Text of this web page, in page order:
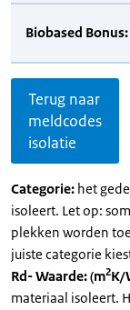
Biobased Bonus:
Terug naar
meldcodes
isolatie
Categorie: het
isoleert. Let op:
plekken worden
juiste categorie
Rd- Waarde: (m2K/
materiaal isoleert.